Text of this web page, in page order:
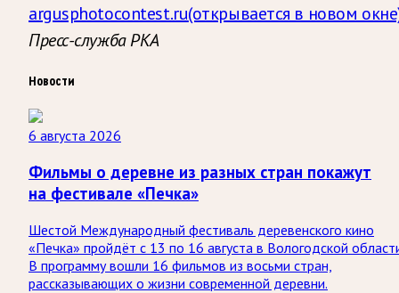
argusphotocontest.ru(открывается в новом
Пресс-служба РКА
Новости
6 августа 2026
Фильмы о деревне из разных стран покажут
на фестивале «Печка»
Шестой Международный фестиваль деревенского кино
«Печка» пройдёт с 13 по 16 августа в Вологодской
В программу вошли 16 фильмов из восьми стран,
рассказывающих о жизни современной деревни.